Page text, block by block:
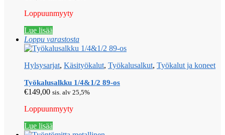
Loppuunmyyty
Lue lisää
Loppu varastosta
Hylsysarjat, Käsityökalut, Työkalusalkut, Työkalut ja koneet
Työkalusalkku 1/4&1/2 89-os
€149,00 sis. alv 25,5%
Loppuunmyyty
Lue lisää